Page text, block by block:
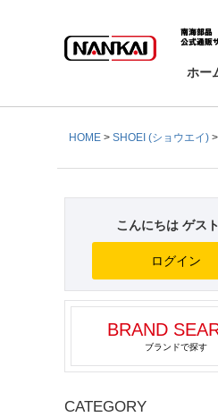
ホー
HOME SHOEI (ショウエイ)
こんにちは ゲス
ログイン
BRAND
ブランドで探す
CATEGORY